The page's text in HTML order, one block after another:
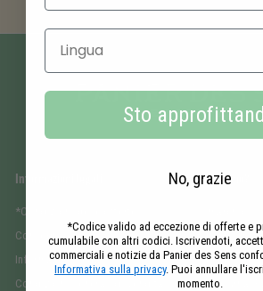
Informazioni legali
*Condizioni delle offerte
Consegna
Informazioni legali
Condizioni Generali di Vendita
Chi siamo?
I nostri
Le Journal
Seleziona la lingua
Sto
No, grazie
*Codice valido ad eccezione di offerte e
cumulabile con altri codici. Iscrivendoti,
commerciali e notizie da Panier des Sens
Informativa sulla privacy. Puoi annullare
momento.